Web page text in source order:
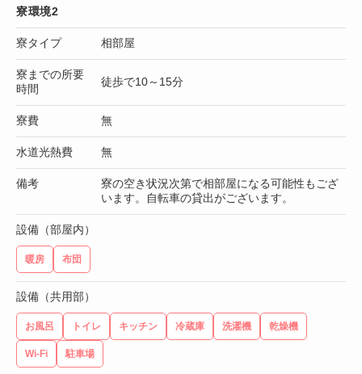
寮環境2
寮タイプ 相部屋
寮までの所要
時間
徒歩で10～15分
寮費 無
水道光熱費 無
備考
寮の空き状況次第で相部屋になる可能性もござ
います。自転車の貸出がございます。
設備（部屋内）
暖房 布団
設備（共用部）
お風呂 トイレ キッチン 冷蔵庫 洗濯機 乾燥機
Wi-Fi 駐車場